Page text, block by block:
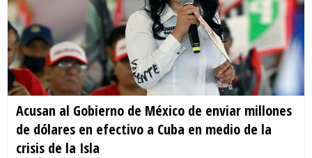
Acusan al Gobierno de México de enviar millones
de dólares en efectivo a Cuba en medio de la
crisis de la Isla